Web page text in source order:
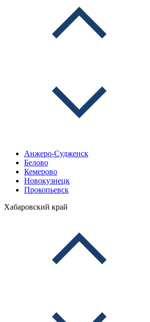
Анжеро-Судженск
Белово
Кемерово
Новокузнецк
Прокопьевск
Хабаровский край